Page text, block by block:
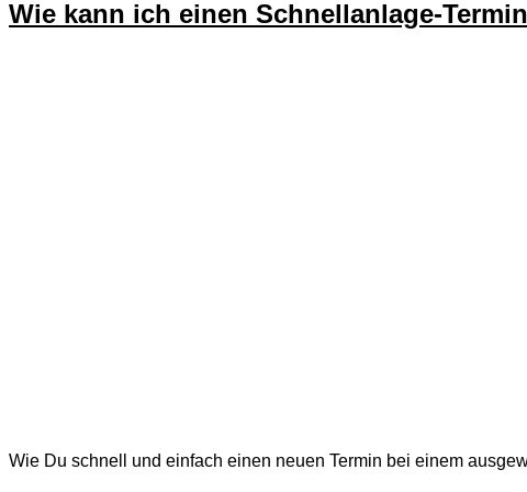
Wie kann ich einen Schnellanlage-
Wie Du schnell und einfach einen neuen Termin bei einem